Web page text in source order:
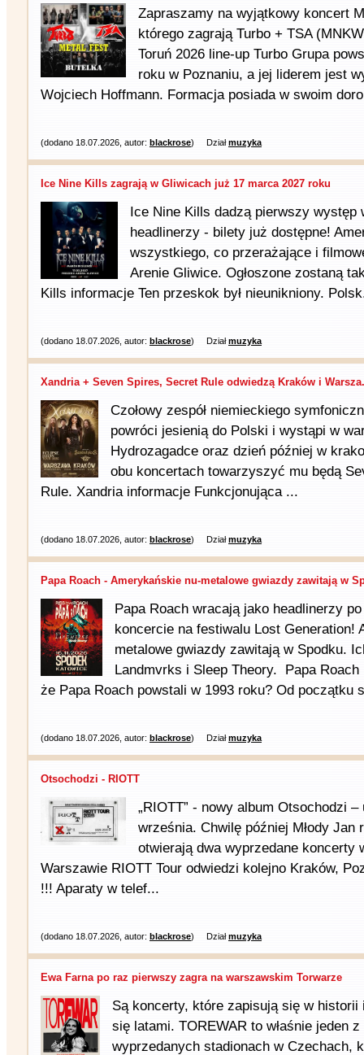
Zapraszamy na wyjątkowy koncert
którego zagrają Turbo + TSA
Toruń 2026 line-up Turbo Grupa
roku w Poznaniu, a jej liderem jest
Wojciech Hoffmann. Formacja posiada w swoim
(dodano 18.07.2026, autor: blackrose) Działmuzyka
Ice Nine Kills zagrają w Gliwicach już 17 marca 2027 roku
Ice Nine Kills dadzą pierwszy występ
headlinerzy - bilety już dostępne!
wszystkiego, co przerażające i
Arenie Gliwice. Ogłoszone zostaną
Kills informacje Ten przeskok był nieunikniony.
(dodano 18.07.2026, autor: blackrose) Działmuzyka
Xandria + Seven Spires, Secret Rule odwiedzą Kraków i
Czołowy zespół niemieckiego
powróci jesienią do Polski i wystąpi w
Hydrozagadce oraz dzień później w
obu koncertach towarzyszyć mu będą
Rule. Xandria informacje Funkcjonująca ...
(dodano 18.07.2026, autor: blackrose) Działmuzyka
Papa Roach - Amerykańskie nu-metalowe gwiazdy zawitają w
Papa Roach wracają jako headlinerzy
koncercie na festiwalu Lost Generation!
metalowe gwiazdy zawitają w Spodku.
Landmvrks i Sleep Theory. Papa
że Papa Roach powstali w 1993 roku? Od początku
(dodano 18.07.2026, autor: blackrose) Działmuzyka
Otsochodzi - RIOTT
„RIOTT” - nowy album Otsochodzi
września. Chwilę później Młody Jan
otwierają dwa wyprzedane koncerty
Warszawie RIOTT Tour odwiedzi kolejno Kraków,
!!! Aparaty w telef...
(dodano 18.07.2026, autor: blackrose) Działmuzyka
Ewa Farna po raz pierwszy zagra na warszawskim Torwarze
Są koncerty, które zapisują się w
się latami. TOREWAR to właśnie jeden
wyprzedanych stadionach w Czechach,